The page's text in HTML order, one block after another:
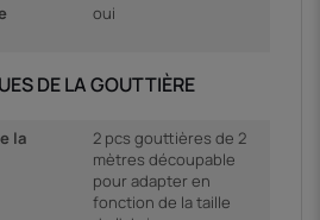
oui
DE LA GOUTTIÈRE
la
2 pcs gouttières de 2
mètres découpable
pour adapter en
fonction de la taille